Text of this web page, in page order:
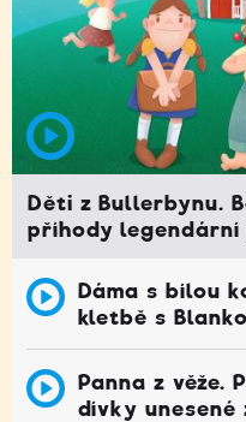
Děti z Bullerbynu.
příhody
Dáma s bílou
kletbě s
Panna z věže.
dívky unesené